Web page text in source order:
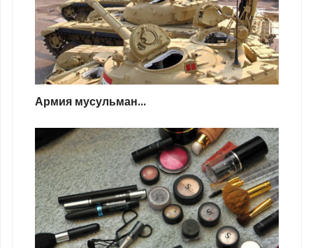
Армия мусульман...